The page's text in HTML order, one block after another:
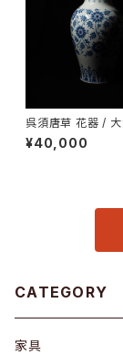
呉須唐草 花器 / 大
¥40,000
CATEGORY
家具